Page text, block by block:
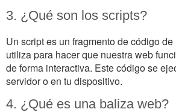
3. ¿Qué son los scripts?
Un script es un fragmento de código
utiliza para hacer que nuestra web
de forma interactiva. Este código se
servidor o en tu dispositivo.
4. ¿Qué es una baliza web?